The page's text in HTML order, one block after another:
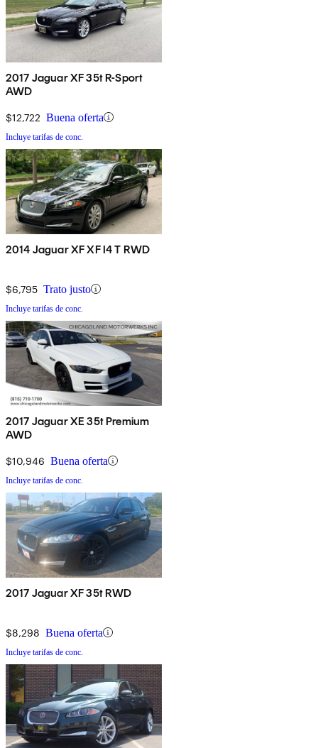
2017 Jaguar XF 35t R-Sport
AWD
$12,722 Buena oferta
Incluye tarifas de conc.
2014 Jaguar XF XF I4 T RWD
$6,795 Trato justo
Incluye tarifas de conc.
2017 Jaguar XE 35t Premium
AWD
$10,946 Buena oferta
Incluye tarifas de conc.
2017 Jaguar XF 35t RWD
$8,298 Buena oferta
Incluye tarifas de conc.